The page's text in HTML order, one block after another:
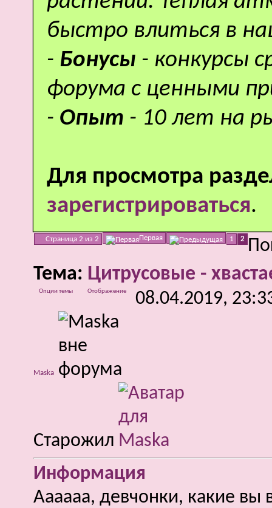
быстро влиться в
- Бонусы - конкурсы
форума с ценными
- Опыт - 10 лет на
Для просмотра
зарегистрироваться.
Страница 2 из 2 Первая 1 2
Тема: Цитрусовые -
Опции темы Отображение 08.04.2019,
Maska
Старожил
Информация
Аааааа, девчонки, какие вы